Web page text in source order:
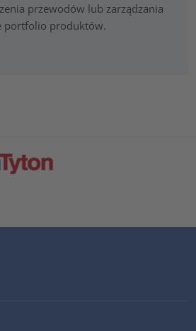
przewodów lub zarządzania
portfolio produktów.